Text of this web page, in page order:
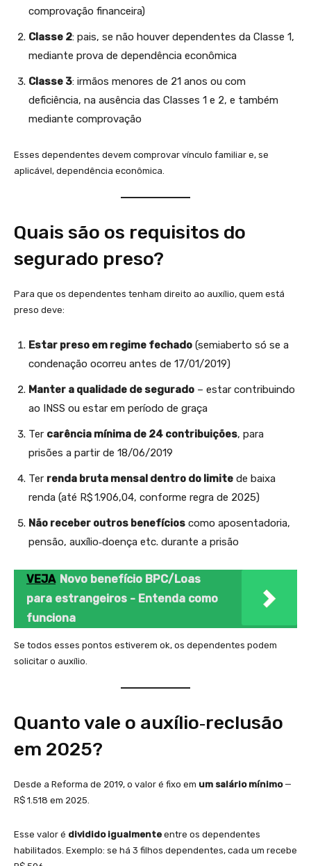
comprovação financeira)
Classe 2: pais, se não houver dependentes da Classe 1,
mediante prova de dependência econômica
Classe 3: irmãos menores de 21 anos ou com
deficiência, na ausência das Classes 1 e 2, e também
mediante comprovação
Esses dependentes devem comprovar vínculo familiar e, se
aplicável, dependência econômica.
Quais são os requisitos do
segurado preso?
Para que os dependentes tenham direito ao auxílio, quem está
preso deve:
Estar preso em regime fechado (semiaberto só se a
condenação ocorreu antes de 17/01/2019)
Manter a qualidade de segurado – estar contribuindo
ao INSS ou estar em período de graça
Ter carência mínima de 24 contribuições, para
prisões a partir de 18/06/2019
Ter renda bruta mensal dentro do limite de baixa
renda (até R$ 1.906,04, conforme regra de 2025)
Não receber outros benefícios como aposentadoria,
pensão, auxílio‑doença etc. durante a prisão
VEJA Novo benefício BPC/Loas
para estrangeiros - Entenda como
funciona
Se todos esses pontos estiverem ok, os dependentes podem
solicitar o auxílio.
Quanto vale o auxílio‑reclusão
em 2025?
Desde a Reforma de 2019, o valor é fixo em um salário mínimo—
R$ 1.518 em 2025.
Esse valor é dividido igualmente entre os dependentes
habilitados. Exemplo: se há 3 filhos dependentes, cada um recebe